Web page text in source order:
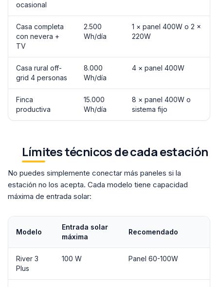
ocasional
Casa completa
con nevera +
TV
2.500
Wh/día
1 × panel 400W o 2 ×
220W
Casa rural off-
grid 4 personas
8.000
Wh/día
4 × panel 400W
Finca
productiva
15.000
Wh/día
8 × panel 400W o
sistema fijo
Límites técnicos de cada estación
No puedes simplemente conectar más paneles si la
estación no los acepta. Cada modelo tiene capacidad
máxima de entrada solar:
Modelo
Entrada solar
máxima
Recomendado
River 3
Plus
100 W Panel 60-100W